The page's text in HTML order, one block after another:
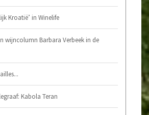
Kroatië’ in Winelife
wijncolumn Barbara Verbeek in de
Kabola Teran